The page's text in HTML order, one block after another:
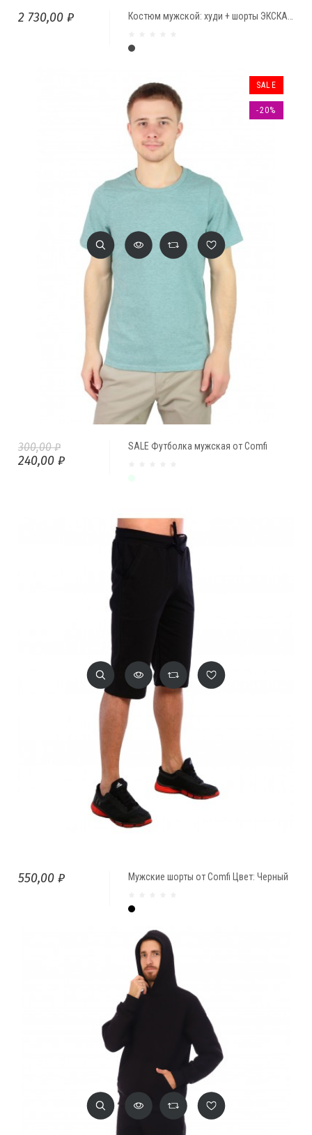
2 730,00 ₽
темно-серый
SALE Футболка мужская от Comfi
300,00 ₽
240,00 ₽
SALE
-20%
Мужские шорты от Comfi Цвет: Черный
550,00 ₽
Чёрный